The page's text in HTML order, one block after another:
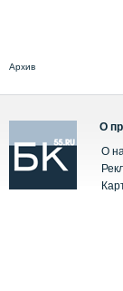
Архив
О
О